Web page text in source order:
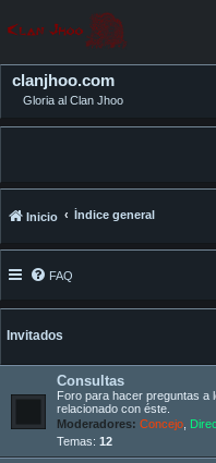
clanjhoo.com
Gloria al Clan Jhoo
Inicio Índice general
FAQ
Invitados
Consultas
Foro para hacer preguntas a
relacionado con éste.
Moderadores: Concejo
Temas: 12